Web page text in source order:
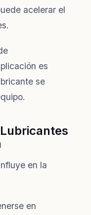
acelerar el
es
se
en la
en